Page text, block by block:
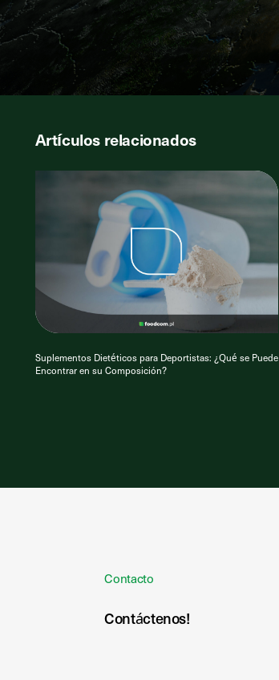
Artículos relacionados
Suplementos Dietéticos para Deportistas: ¿Qué se Puede
Encontrar en su Composición?
Contacto
Contáctenos!